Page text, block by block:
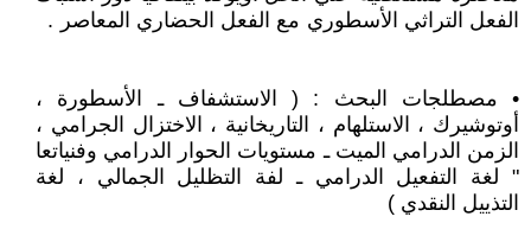
الفعل التراثي الأسطوري مع الفعل الحضاري المعاصر .
• مصطلجات البحث : ( الاستشفاف ـ الأسطورة ،
أوتوشيرك ، الاستلهام ، التاريخانية ، الاختزال الجرامي ،
الزمن الدرامي الميت ـ مستويات الحوار الدرامي وفنياتعا
" لغة التفعيل الدرامي ـ لفة التظليل الجمالي ، لغة
التذييل النقدي )